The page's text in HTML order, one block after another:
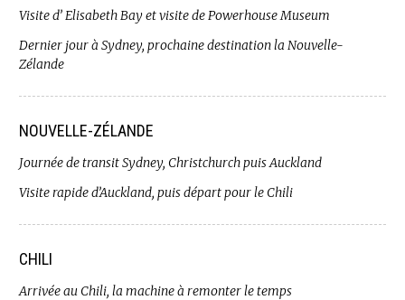
Visite d’ Elisabeth Bay et visite de Powerhouse Museum
Dernier jour à Sydney, prochaine destination la Nouvelle-
Zélande
NOUVELLE-ZÉLANDE
Journée de transit Sydney, Christchurch puis Auckland
Visite rapide d’Auckland, puis départ pour le Chili
CHILI
Arrivée au Chili, la machine à remonter le temps